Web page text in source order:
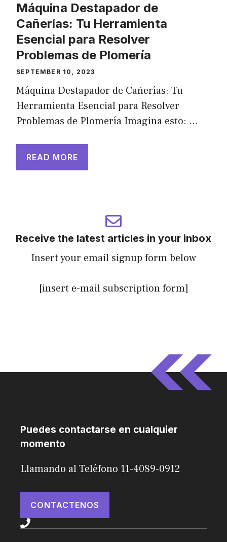
Máquina Destapador de
Cañerías: Tu Herramienta
Esencial para Resolver
Problemas de Plomería
SEPTEMBER 10, 2023
Máquina Destapador de Cañerías: Tu
Herramienta Esencial para Resolver
Problemas de Plomería Imagina esto: …
READ MORE
Receive the latest articles in your inbox
Insert your email signup form below
[insert e-mail subscription form]
Puedes contactarse en cualquier
momento
Llamando al Teléfono 11-4089-0912
CONTACTENOS